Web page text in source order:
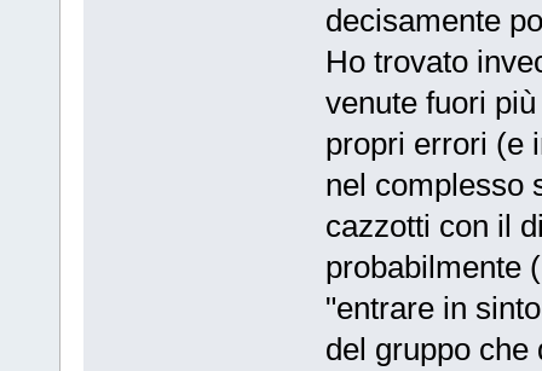
decisamente
Ho trovato
venute fuori
propri errori (e
nel complesso
cazzotti con il
probabilmente
"entrare in
del gruppo che